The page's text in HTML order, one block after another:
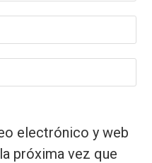
electrónico y web
próxima vez que